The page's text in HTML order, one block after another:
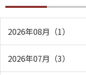
2026年08月（1）
2026年07月（3）